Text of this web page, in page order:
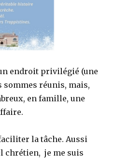
endroit privilégié (une
sommes réunis, mais,
en famille, une
la tâche. Aussi
chrétien, je me suis